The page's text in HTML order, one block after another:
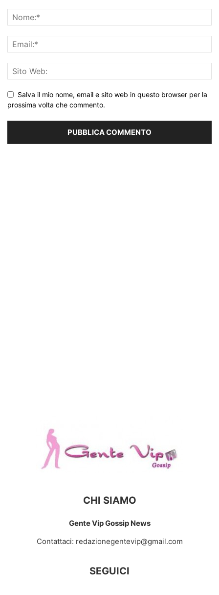
Salva il mio nome, email e sito web in questo browser per la
prossima volta che commento.
CHI SIAMO
Gente Vip Gossip News
Contattaci: redazionegentevip@gmail.com
SEGUICI